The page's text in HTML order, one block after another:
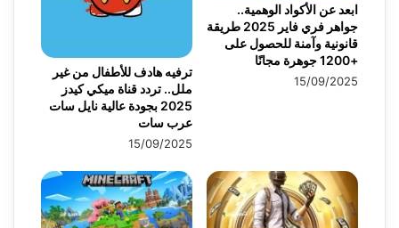
ترفيه هادف للأطفال من غير
ملل.. تردد قناة ميكي كيدز
2025 بجودة عالية نايل سات
عرب سات
15/09/2025
ابعد عن الأكواد الوهمية..
جواهر فري فاير 2025 طريقة
قانونية وآمنة للحصول على
+1200 جوهرة مجانًا
15/09/2025